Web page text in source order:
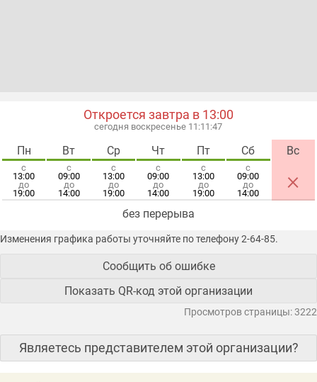
Откроется завтра в 13:00
сегодня воскресенье 11:11:48
Пн
с
13:00
до
19:00
Вт
с
09:00
до
14:00
Ср
с
13:00
до
19:00
Чт
с
09:00
до
14:00
Пт
с
13:00
до
19:00
Сб
с
09:00
до
14:00
Вс
×
без перерыва
Изменения графика работы уточняйте по телефону 2-64-85.
Сообщить об ошибке
Показать QR-код этой организации
Просмотров страницы: 3222
Являетесь представителем этой организации?